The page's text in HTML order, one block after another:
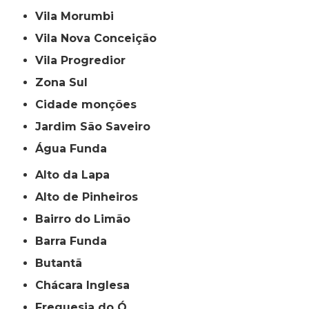
Vila Morumbi
Vila Nova Conceição
Vila Progredior
Zona Sul
cidade monções
jardim São Saveiro
Água Funda
Alto da Lapa
Alto de Pinheiros
Bairro do Limão
Barra Funda
Butantã
Chácara Inglesa